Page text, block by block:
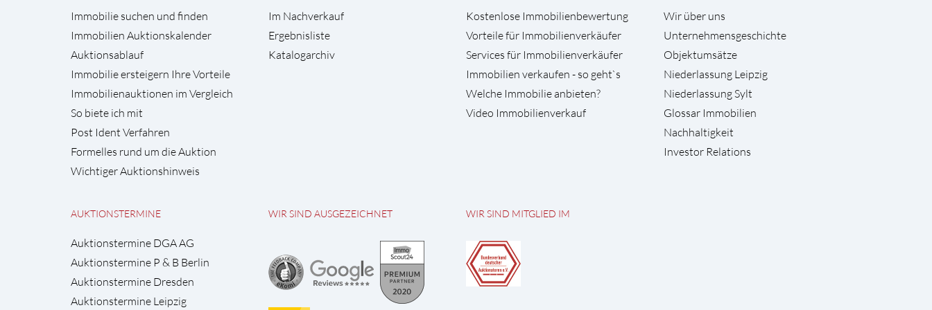
Immobilie suchen und finden
Immobilien Auktionskalender
Auktionsablauf
Immobilie ersteigern Ihre Vorteile
Immobilienauktionen im Vergleich
So biete ich mit
Post Ident Verfahren
Formelles rund um die Auktion
Wichtiger Auktionshinweis
Im Nachverkauf
Ergebnisliste
Katalogarchiv
Kostenlose Immobilienbewertung
Vorteile für Immobilienverkäufer
Services für Immobilienverkäufer
Immobilien verkaufen - so geht`s
Welche Immobilie anbieten?
Video Immobilienverkauf
Wir über uns
Unternehmensgeschichte
Objektumsätze
Niederlassung Leipzig
Niederlassung Sylt
Glossar Immobilien
Nachhaltigkeit
Investor Relations
AUKTIONSTERMINE
Auktionstermine DGA AG
Auktionstermine P & B Berlin
Auktionstermine Dresden
Auktionstermine Leipzig
WIR SIND AUSGEZEICHNET WIR SIND MITGLIED IM